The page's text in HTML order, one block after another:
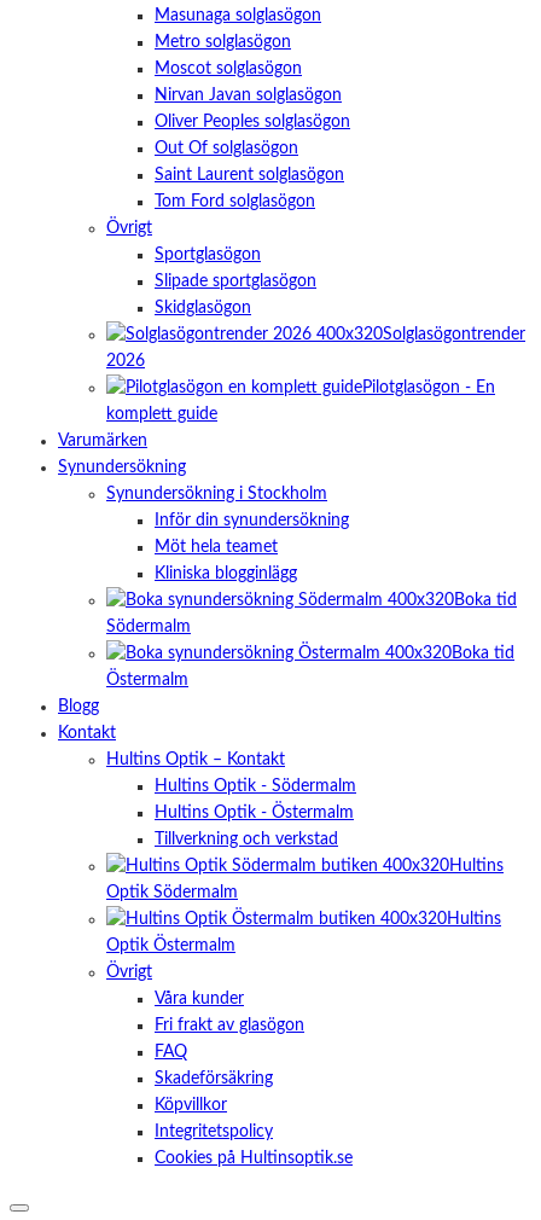
Masunaga solglasögon
Metro solglasögon
Moscot solglasögon
Nirvan Javan solglasögon
Oliver Peoples solglasögon
Out Of solglasögon
Saint Laurent solglasögon
Tom Ford solglasögon
Övrigt
Sportglasögon
Slipade sportglasögon
Skidglasögon
Solglasögontrender
2026
Pilotglasögon - En
komplett guide
Varumärken
Synundersökning
Synundersökning i Stockholm
Inför din synundersökning
Möt hela teamet
Kliniska blogginlägg
Boka tid
Södermalm
Boka tid
Östermalm
Blogg
Kontakt
Hultins Optik – Kontakt
Hultins Optik - Södermalm
Hultins Optik - Östermalm
Tillverkning och verkstad
Hultins
Optik Södermalm
Hultins
Optik Östermalm
Övrigt
Våra kunder
Fri frakt av glasögon
FAQ
Skadeförsäkring
Köpvillkor
Integritetspolicy
Cookies på Hultinsoptik.se